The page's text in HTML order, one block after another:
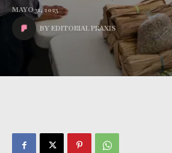
MAYO 31, 2023
BY EDITORIAL PRAXIS